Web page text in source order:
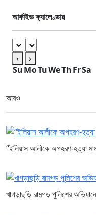
আর্কাইভ ক্যালেণ্ডার
‹
›
SuMoTuWeThFrSa
আরও
“ইলিয়াস আলীকে অপহরণ-হত্যা
খাগড়াছড়ি রামগড় পুলিশের